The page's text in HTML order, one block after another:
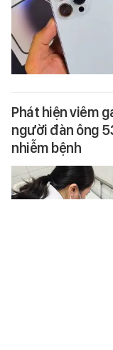
Phát hiện viêm
người đàn ông
nhiễm bệnh